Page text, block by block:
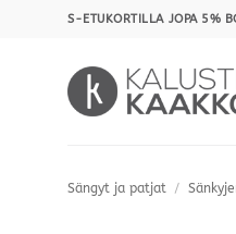
S-ETUKORTILLA JOPA 5%
Sängyt ja patjat /